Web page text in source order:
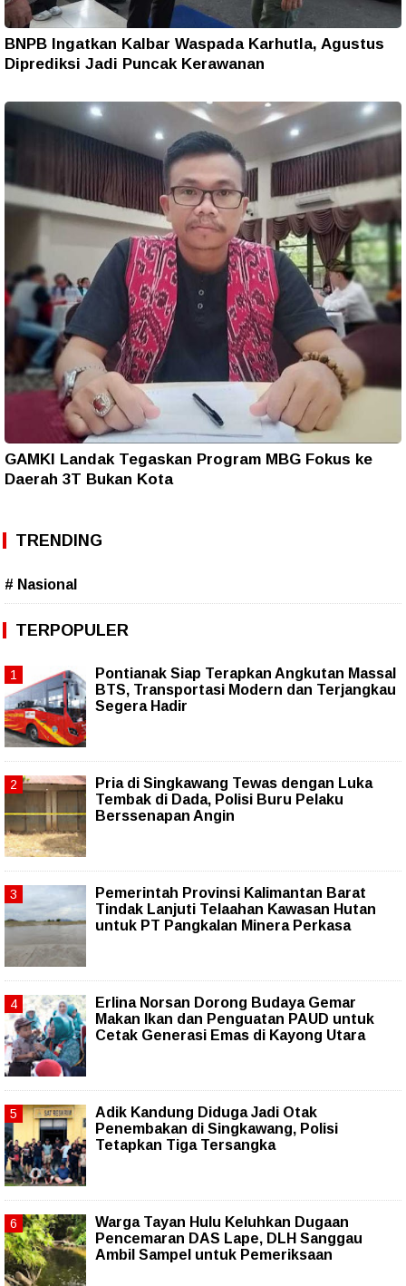
BNPB Ingatkan Kalbar Waspada Karhutla, Agustus
Diprediksi Jadi Puncak Kerawanan
GAMKI Landak Tegaskan Program MBG Fokus ke
Daerah 3T Bukan Kota
TRENDING
# Nasional
TERPOPULER
Pontianak Siap Terapkan Angkutan Massal
BTS, Transportasi Modern dan Terjangkau
Segera Hadir
Pria di Singkawang Tewas dengan Luka
Tembak di Dada, Polisi Buru Pelaku
Berssenapan Angin
Pemerintah Provinsi Kalimantan Barat
Tindak Lanjuti Telaahan Kawasan Hutan
untuk PT Pangkalan Minera Perkasa
Erlina Norsan Dorong Budaya Gemar
Makan Ikan dan Penguatan PAUD untuk
Cetak Generasi Emas di Kayong Utara
Adik Kandung Diduga Jadi Otak
Penembakan di Singkawang, Polisi
Tetapkan Tiga Tersangka
Warga Tayan Hulu Keluhkan Dugaan
Pencemaran DAS Lape, DLH Sanggau
Ambil Sampel untuk Pemeriksaan